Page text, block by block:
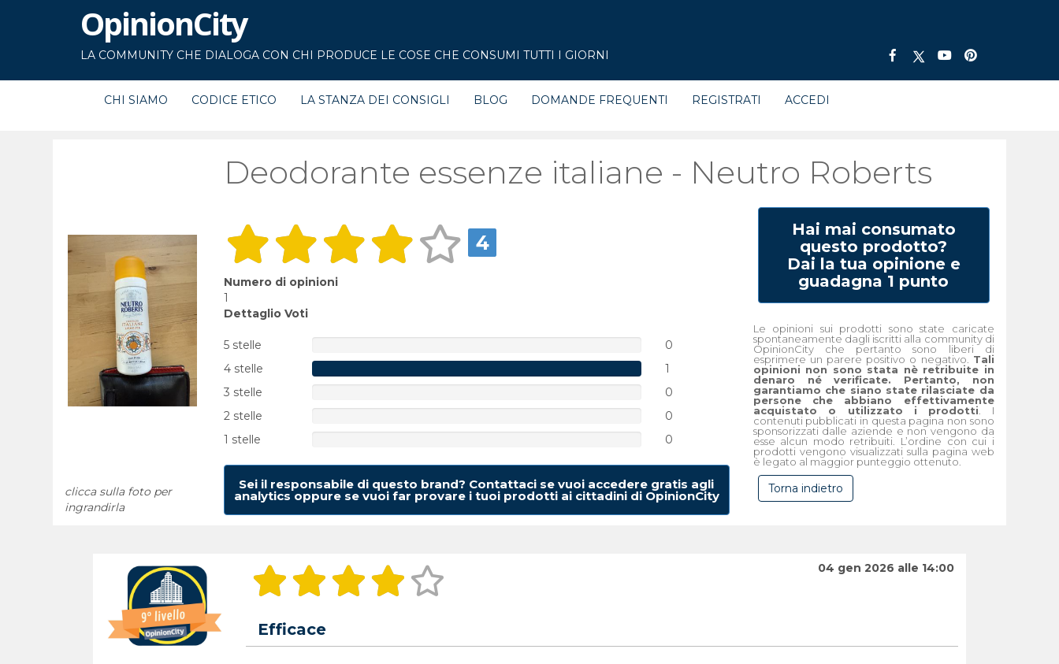
OpinionCity
LA COMMUNITY CHE DIALOGA CON CHI PRODUCE LE COSE CHE CONSUMI TUTTI I GIORNI
CHI SIAMO CODICE ETICO LA STANZA DEI CONSIGLI BLOG DOMANDE FREQUENTI REGISTRATI ACCEDI
clicca sulla foto per
ingrandirla
Deodorante essenze italiane - Neutro Roberts
4
Numero di opinioni
1
Dettaglio Voti
5 stelle
0
4 stelle
1
3 stelle
0
2 stelle
0
1 stelle
0
Sei il responsabile di questo brand? Contattaci se vuoi accedere gratis agli
analytics oppure se vuoi far provare i tuoi prodotti ai cittadini di OpinionCity
Hai mai consumato
questo prodotto?
Dai la tua opinione e
guadagna 1 punto
Le opinioni sui prodotti sono state caricate
spontaneamente dagli iscritti alla community di
OpinionCity che pertanto sono liberi di
esprimere un parere positivo o negativo. Tali
opinioni non sono stata nè retribuite in
denaro né verificate. Pertanto, non
garantiamo che siano state rilasciate da
persone che abbiano effettivamente
acquistato o utilizzato i prodotti . I
contenuti pubblicati in questa pagina non sono
sponsorizzati dalle aziende e non vengono da
esse alcun modo retribuiti. L’ordine con cui i
prodotti vengono visualizzati sulla pagina web
è legato al maggior punteggio ottenuto.
Torna indietro
04 gen 2026 alle 14:00
Efficace